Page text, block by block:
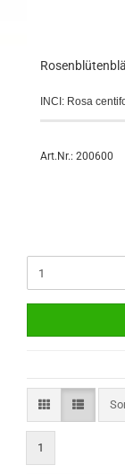
INCI: Rosa
Art.Nr.: 200600
1